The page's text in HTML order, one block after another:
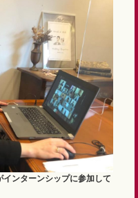
インターンシップに参加して